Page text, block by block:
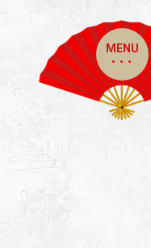
MENU